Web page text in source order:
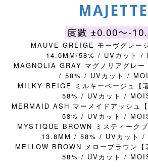
MAJETTE
度數 ±0.00～-
MAUVE GREIGE モーヴグレー
14.0MM/58% / UV カット /
MAGNOLIA GRAY マグノリアグレー
/ 58% / UV カット /
MILKY BEIGE ミルキーベージュ 【
58% / UV カット /
MERMAID ASH マーメイドアッシュ
58% / UV カット /
MYSTIQUE BROWN ミスティーク
13.8MM / 58% / UV カット /
MELLOW BROWN メローブラウン
58% / UV カット /